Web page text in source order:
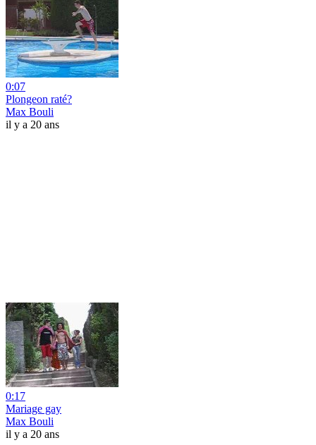
0:07
Plongeon raté?
Max Bouli
il y a 20 ans
0:17
Mariage gay
Max Bouli
il y a 20 ans